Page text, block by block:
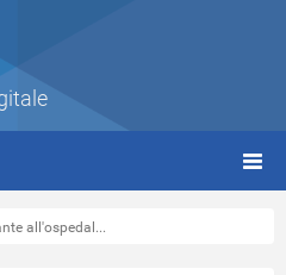
all'ospedal...